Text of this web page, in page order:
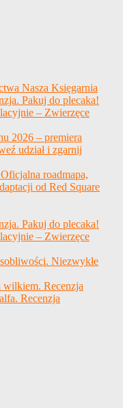
Nasza Księgarnia
Pakuj do plecaka!
– Zwierzęce
2026 – premiera
udział i zgarnij
roadmapa,
od Red Square
Pakuj do plecaka!
– Zwierzęce
Niezwykłe
Recenzja
Recenzja